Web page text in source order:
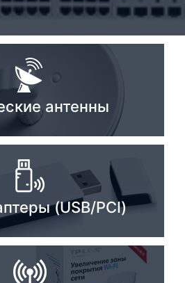
антенны
(USB/PCI)